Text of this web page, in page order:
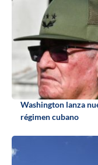
Washington lanza
régimen cubano